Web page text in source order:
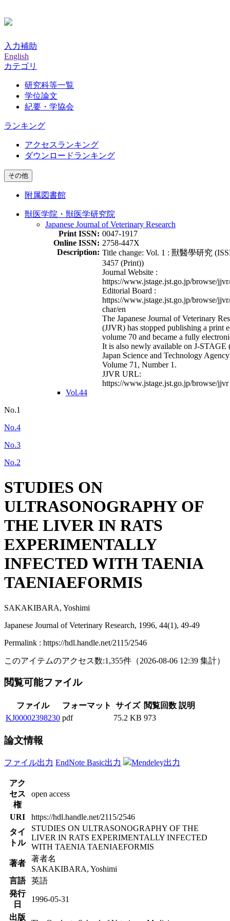
入力補助
English
カテゴリ
研究科等一覧
学位論文
紀要・学協会
ランキング
アクセスランキング
ダウンロードランキング
その他
附属図書館
獣医学院・獣医学研究院
Japanese Journal of Veterinary Research
Print ISSN: 0047-1917
Online ISSN: 2758-447X
Description: Title change: Vol. 1 : 獸醫學研究
3457 (Print))
Journal Website :
https://www.jstage.jst.go.jp/browse/
Editorial Board :
https://www.jstage.jst.go.jp/browse/
char/en
The Japanese Journal of Veterinary
(JJVR) has stopped publishing a print
volume 70 and became a fully
It is also newly available on J-STAGE
Japan Science and Technology
Volume 71, Number 1.
JJVR URL:
https://www.jstage.jst.go.jp/browse/jjvr
Vol.44
No.1
No.4
No.3
No.2
STUDIES ON
ULTRASONOGRAPHY OF
THE LIVER IN RATS
EXPERIMENTALLY
INFECTED WITH TAENIA
TAENIAEFORMIS
SAKAKIBARA, Yoshimi
Japanese Journal of Veterinary Research, 1996, 44(1), 49-49
Permalink : https://hdl.handle.net/2115/2546
このアイテムのアクセス数:1,355件 （2026-08-06 12:39 集計）
閲覧可能ファイル
ファイル フォーマット サイズ 閲覧回数 説明
KJ00002398230 pdf 75.2 KB 973
論文情報
ファイル出力 EndNote Basic出力 Mendeley出力
アク
セス
権
open access
URI
https://hdl.handle.net/2115/2546
タイ
トル
STUDIES ON ULTRASONOGRAPHY OF THE
LIVER IN RATS EXPERIMENTALLY INFECTED
WITH TAENIA TAENIAEFORMIS
著者
著者名
SAKAKIBARA, Yoshimi
言語
英語
発行
日
1996-05-31
出版